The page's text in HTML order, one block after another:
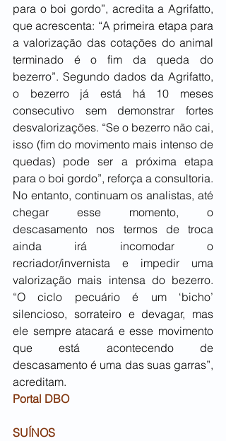
para o boi gordo”, acredita a Agrifatto,
que acrescenta: “A primeira etapa para
a valorização das cotações do animal
terminado é o fim da queda do
bezerro”. Segundo dados da Agrifatto,
o bezerro já está há 10 meses
consecutivo sem demonstrar fortes
desvalorizações. “Se o bezerro não cai,
isso (fim do movimento mais intenso de
quedas) pode ser a próxima etapa
para o boi gordo”, reforça a consultoria.
No entanto, continuam os analistas, até
chegar esse momento, o
descasamento nos termos de troca
ainda irá incomodar o
recriador/invernista e impedir uma
valorização mais intensa do bezerro.
“O ciclo pecuário é um ‘bicho’
silencioso, sorrateiro e devagar, mas
ele sempre atacará e esse movimento
que está acontecendo de
descasamento é uma das suas garras”,
acreditam.
Portal DBO
SUÍNOS